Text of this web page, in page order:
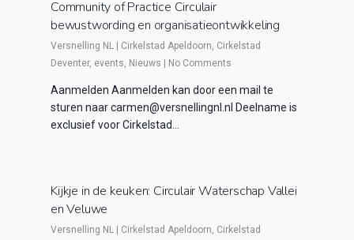
Community of Practice Circulair
bewustwording en organisatieontwikkeling
Versnelling NL | Cirkelstad Apeldoorn, Cirkelstad
Deventer, events, Nieuws | No Comments
Aanmelden Aanmelden kan door een mail te
sturen naar carmen@versnellingnl.nl Deelname is
exclusief voor Cirkelstad…
Kijkje in de keuken: Circulair Waterschap Vallei
en Veluwe
Versnelling NL | Cirkelstad Apeldoorn, Cirkelstad